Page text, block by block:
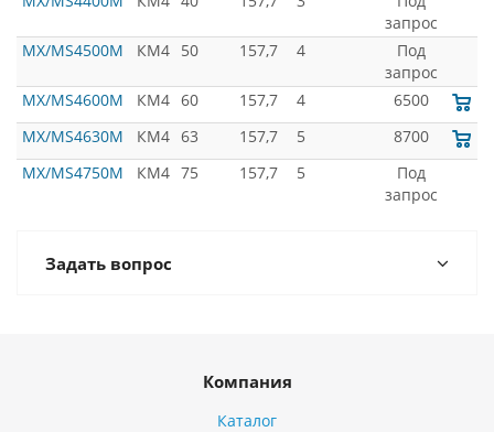
запрос
MX/MS4500M
КМ4 50 157,7 4
Под
запрос
MX/MS4600M
КМ4 60 157,7 4
6500
MX/MS4630M
КМ4 63 157,7 5
8700
MX/MS4750M
КМ4 75 157,7 5
Под
запрос
Задать вопрос
Компания
Каталог